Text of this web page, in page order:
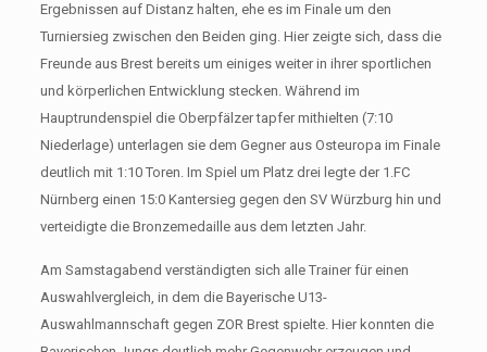
Ergebnissen auf Distanz halten, ehe es im Finale um den
Turniersieg zwischen den Beiden ging. Hier zeigte sich, dass die
Freunde aus Brest bereits um einiges weiter in ihrer sportlichen
und körperlichen Entwicklung stecken. Während im
Hauptrundenspiel die Oberpfälzer tapfer mithielten (7:10
Niederlage) unterlagen sie dem Gegner aus Osteuropa im Finale
deutlich mit 1:10 Toren. Im Spiel um Platz drei legte der 1.FC
Nürnberg einen 15:0 Kantersieg gegen den SV Würzburg hin und
verteidigte die Bronzemedaille aus dem letzten Jahr.
Am Samstagabend verständigten sich alle Trainer für einen
Auswahlvergleich, in dem die Bayerische U13-
Auswahlmannschaft gegen ZOR Brest spielte. Hier konnten die